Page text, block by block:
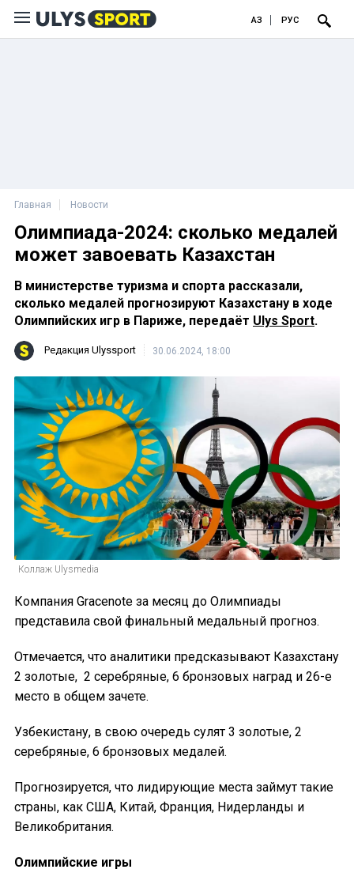
ҚАЗ РУС
Главная Новости
Олимпиада-2024: сколько медалей
может завоевать Казахстан
В министерстве туризма и спорта рассказали,
сколько медалей прогнозируют Казахстану в ходе
Олимпийских игр в Париже, передаёт Ulys Sport.
Редакция Ulyssport 30.06.2024, 18:00
Коллаж Ulysmedia
Компания Gracenote за месяц до Олимпиады
представила свой финальный медальный прогноз.
Отмечается, что аналитики предсказывают Казахстану
2 золотые, 2 серебряные, 6 бронзовых наград и 26-е
место в общем зачете.
Узбекистану, в свою очередь сулят 3 золотые, 2
серебряные, 6 бронзовых медалей.
Прогнозируется, что лидирующие места займут такие
страны, как США, Китай, Франция, Нидерланды и
Великобритания.
Олимпийские игры